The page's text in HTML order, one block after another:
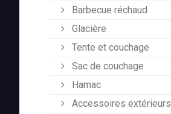
Barbecue réchaud
Glacière
Tente et couchage
Sac de couchage
Hamac
Accessoires extérieurs